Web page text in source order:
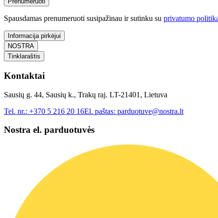
Spausdamas prenumeruoti susipažinau ir sutinku su privatumo
Informacija pirkėjui
NOSTRA
Tinklaraštis
Kontaktai
Sausių g. 44, Sausių k., Trakų raj. LT-21401, Lietuva
Tel. nr.: +370 5 216 20 16El. paštas: parduotuve@nostra.lt
Nostra el. parduotuvės